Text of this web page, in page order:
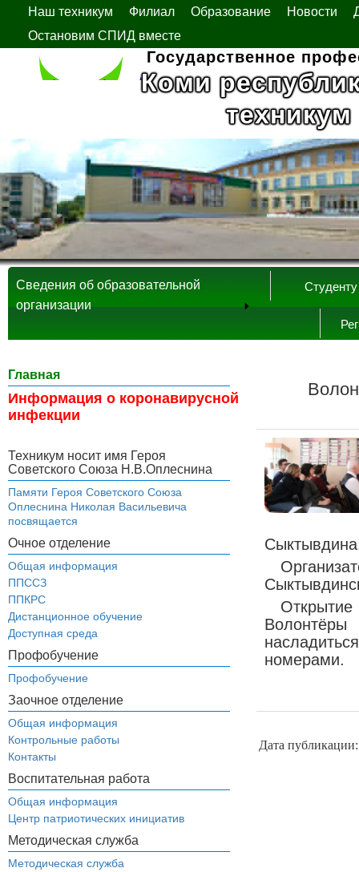
Наш техникум Филиал Образование Новости
Остановим СПИД вместе
Государственное
Коми
Студенту
Сведения об образовательной
организации
Главная
Информация о коронавирусной
инфекции
Техникум носит имя Героя
Советского Союза Н.В.Оплеснина
Памяти Героя Советского Союза
Оплеснина Николая Васильевича
посвящается
Очное отделение
Общая информация
ППССЗ
ППКРС
Дистанционное обучение
Доступная среда
Профобучение
Профобучение
Заочное отделение
Общая информация
Контрольные работы
Контакты
Воспитательная работа
Общая информация
Центр патриотических инициатив
Методическая служба
Методическая служба
Открытие
номерами.
Дата